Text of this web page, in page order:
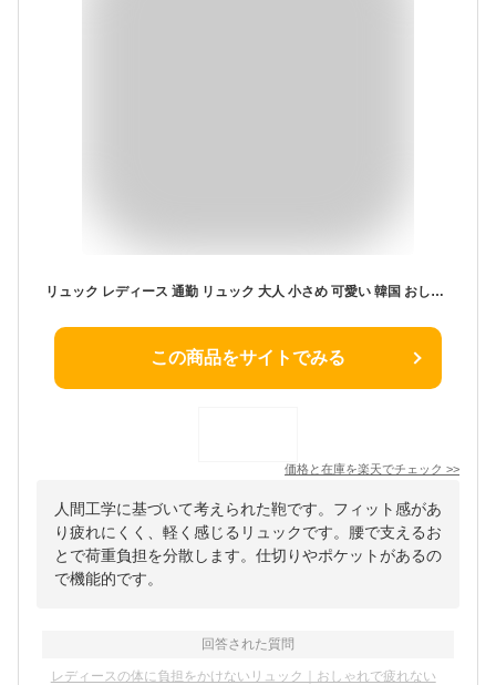
リュック レディース 通勤 リュック 大人 小さめ 可愛い 韓国 おしゃれ 大学生 軽量 黒 人間工学 疲れにくい 背面メッシュ SOU
この商品をサイトでみる
価格と在庫を楽天でチェック >>
人間工学に基づいて考えられた鞄です。フィット感があ
り疲れにくく、軽く感じるリュックです。腰で支えるお
とで荷重負担を分散します。仕切りやポケットがあるの
で機能的です。
回答された質問
レディースの体に負担をかけないリュック｜おしゃれで疲れない